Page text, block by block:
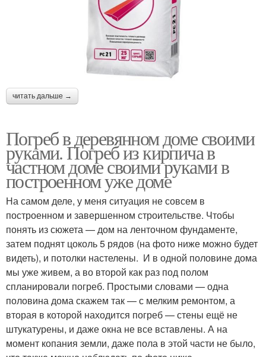
читать дальше →
Погреб в деревянном доме своими
руками. Погреб из кирпича в
частном доме своими руками в
построенном уже доме
На самом деле, у меня ситуация не совсем в
построенном и завершенном строительстве. Чтобы
понять из сюжета — дом на ленточном фундаменте,
затем поднят цоколь 5 рядов (на фото ниже можно будет
видеть), и потолки настелены. И в одной половине дома
мы уже живем, а во второй как раз под полом
спланировали погреб. Простыми словами — одна
половина дома скажем так — с мелким ремонтом, а
вторая в которой находится погреб — стены ещё не
штукатурены, и даже окна не все вставлены. А на
момент копания земли, даже пола в этой части не было,